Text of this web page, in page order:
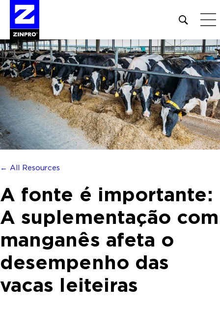
Open
site
search
form
Pesquisar
por:
← All Resources
A fonte é importante:
A suplementação com
manganês afeta o
desempenho das
vacas leiteiras